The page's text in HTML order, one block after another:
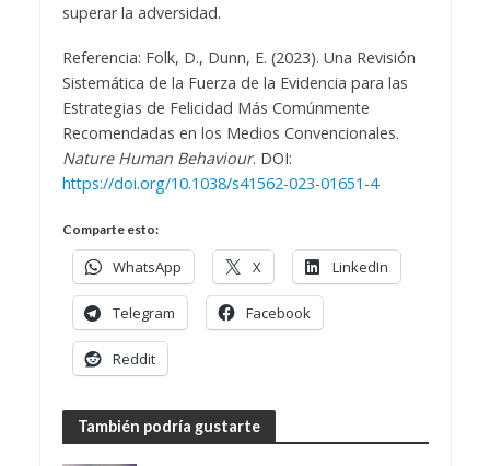
superar la adversidad.
Referencia: Folk, D., Dunn, E. (2023). Una Revisión
Sistemática de la Fuerza de la Evidencia para las
Estrategias de Felicidad Más Comúnmente
Recomendadas en los Medios Convencionales.
Nature Human Behaviour. DOI:
https://doi.org/10.1038/s41562-023-01651-4
Comparte esto:
WhatsApp X LinkedIn
Telegram Facebook
Reddit
También podría gustarte